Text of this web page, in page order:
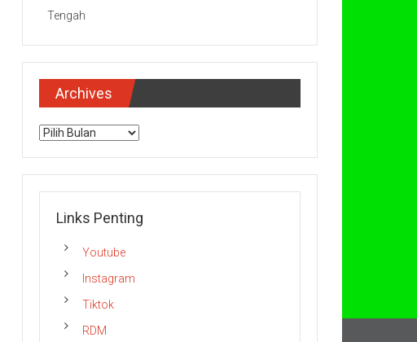
Tengah
Archives
Archives
Links Penting
Youtube
Instagram
Tiktok
RDM